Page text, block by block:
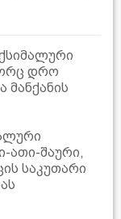
დრო
მანქანის
ათი-შაური,
საკუთარი